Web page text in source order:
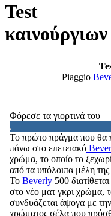
Test
καινούργιων
Piaggio
Φόρεσε τα γιορτινά του
Το πρώτο πράγμα που θα
πάνω στο επετειακό
χρώμα, το οποίο το
από τα υπόλοιπα μέλη της
Το Beverly 500
στο νέο ματ γκρι χρώμα,
συνδυάζεται άψογα με
χρώματος σέλα που